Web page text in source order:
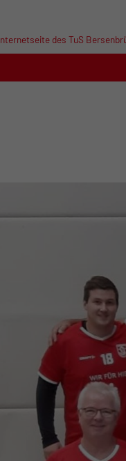
des TuS